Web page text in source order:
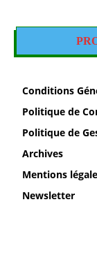
Conditions
Politique de
Politique de
Archives
Mentions
Newsletter